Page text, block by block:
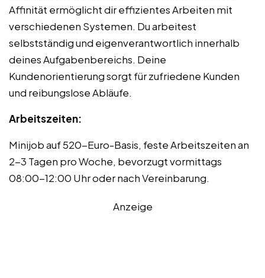
Affinität ermöglicht dir effizientes Arbeiten mit
verschiedenen Systemen. Du arbeitest
selbstständig und eigenverantwortlich innerhalb
deines Aufgabenbereichs. Deine
Kundenorientierung sorgt für zufriedene Kunden
und reibungslose Abläufe.
Arbeitszeiten:
Minijob auf 520-Euro-Basis, feste Arbeitszeiten an
2-3 Tagen pro Woche, bevorzugt vormittags
08:00-12:00 Uhr oder nach Vereinbarung.
Anzeige